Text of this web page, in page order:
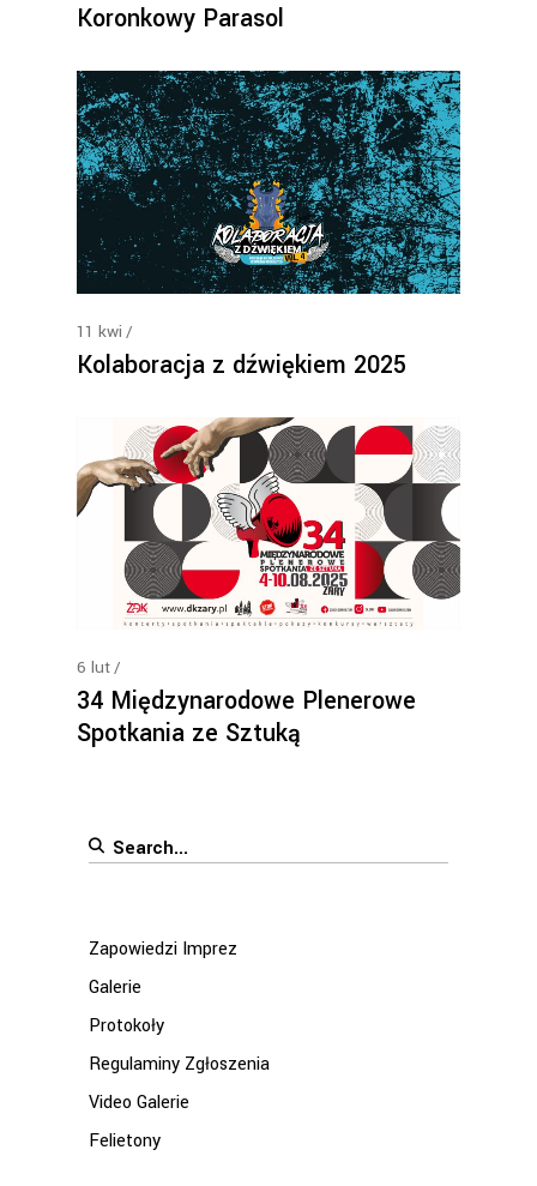
Koronkowy Parasol
11 kwi
Kolaboracja z dźwiękiem 2025
6 lut
34 Międzynarodowe Plenerowe
Spotkania ze Sztuką
Search
Zapowiedzi Imprez
Galerie
Protokoły
Regulaminy Zgłoszenia
Video Galerie
Felietony